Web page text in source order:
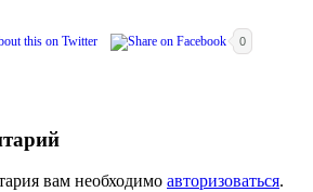
0
вам необходимо авторизоваться.